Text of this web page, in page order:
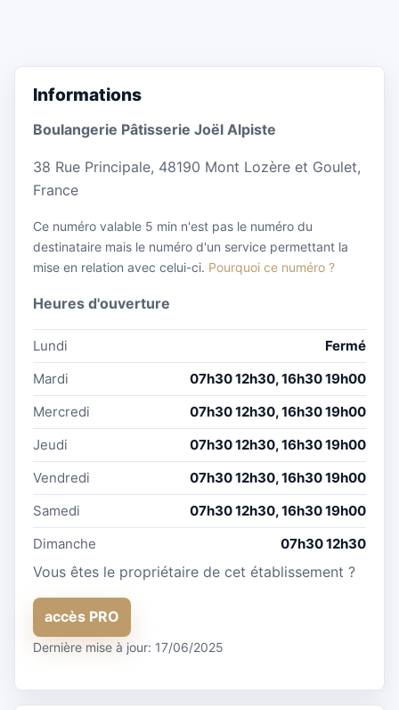
Informations
Boulangerie Pâtisserie Joël Alpiste
38 Rue Principale, 48190 Mont Lozère et Goulet,
France
Ce numéro valable 5 min n'est pas le numéro du
destinataire mais le numéro d'un service permettant la
mise en relation avec celui-ci. Pourquoi ce numéro ?
Heures d'ouverture
Lundi
Fermé
Mardi
07h30 12h30, 16h30 19h00
Mercredi
07h30 12h30, 16h30 19h00
Jeudi
07h30 12h30, 16h30 19h00
Vendredi
07h30 12h30, 16h30 19h00
Samedi
07h30 12h30, 16h30 19h00
Dimanche
07h30 12h30
Vous êtes le propriétaire de cet établissement ?
accès PRO
Dernière mise à jour: 17/06/2025